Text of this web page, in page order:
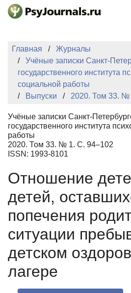
Перейти к основному содержанию
НОВОСТИ
ИЗДАНИЯ
ПОДАТЬ
БАЗА
КЛЮЧЕВЫЕ
Главная
Журналы
Учёные записки Санкт-
государственного института
социальной работы
Выпуски
2020. Том 33. №
Учёные записки Санкт-
государственного института
работы
2020. Том 33. № 1. С. 94–102
ISSN: 1993-8101
Отношение
детей,
попечения
ситуации
детском
лагере